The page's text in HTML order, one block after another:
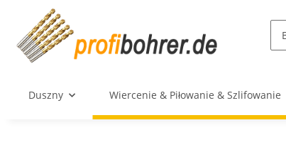
Duszny Wiercenie & Piłowanie & Szlifowanie